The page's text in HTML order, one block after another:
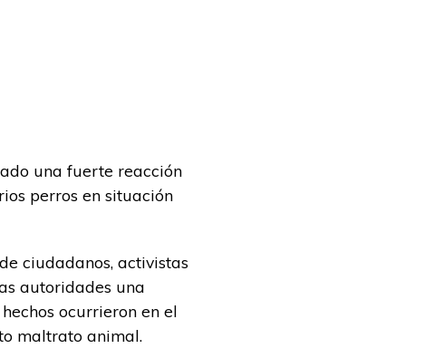
una fuerte reacción
perros en situación
ciudadanos, activistas
autoridades una
ocurrieron en el
maltrato animal.